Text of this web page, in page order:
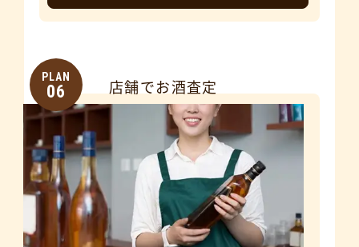
PLAN
06 店舗でお酒査定